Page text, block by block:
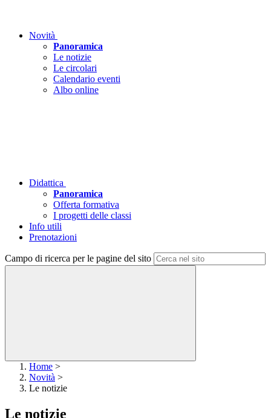
Novità
Panoramica
Le notizie
Le circolari
Calendario eventi
Albo online
Didattica
Panoramica
Offerta formativa
I progetti delle classi
Info utili
Prenotazioni
Campo di ricerca per le pagine del sito
Home >
Novità >
Le notizie
Le notizie